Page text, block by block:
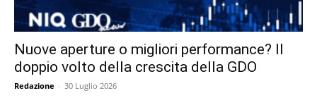
Nuove aperture o migliori performance? Il
doppio volto della crescita della GDO
Redazione - 30 Luglio 2026